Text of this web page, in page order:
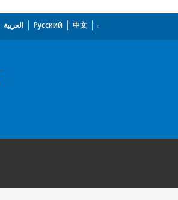
العربية Русский 中文